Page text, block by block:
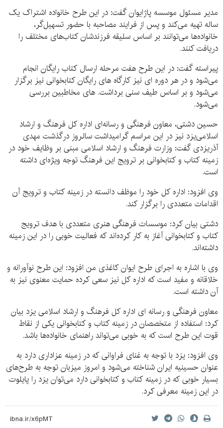
مدیر مسئول موسسه پاژایوان گفت: در این طرح خانواده اشتراک یک
ساله تهیه می‌کند و پس از فرایند مصاحبه با حضور تسهیل‌گر،
خانواده‌ها می‌توانند بر اساس سلیقه فرزندشان کتاب‌های مختلف را
دریافت کنند.
پیراسته گفت: در این طرح هفت مرحله ارسال کتاب رایگان انجام
می‌شود و در هر دوره ای نیز کارگاه های رایگان کتابخوانی نیز برگزار
می‌شود و بر اساس طیف سنی برداشت. های مخاطبین بررسی
می‌شود.
حسین دشتی، معاون فرهنگی و رسانه‌ای اداره کل فرهنگ و ارشاد
اسلامی‌یزد نیز در این مراسم گرامیداشت سالروز درگذشت مهدی
آذریزدی گفت: وزارت فرهنگ و ارشاد اسلامی مبنی بر وظایف خود در
زمینه کتاب و کتابخوانی بر ترویج این فرهنگ توجه ویژه‌ای داشته
است.
وی افزود: اداره کل خود را موظف دانسته در زمینه کتاب و ترویج آن
اقدامات متعددی را برگزار کند.
دشتی بیان کرد: موسسات فرهنگی هنری متعددی با هدف ترویج
کتاب و کتابخوانی آغاز به کار کرده‌اند که فعالیت خوبی را در این زمینه
داشته‌اند.
وی با اشاره به اجرای طرح ایوان کاغذی من افزود: این طرح نوآورانه و
خلاقانه و مفید است که اداره کل نیز سعی کرده حمایت معنوی نیز به
آن داشته است.
معاون فرهنگی و رسانه ای اداره کل فرهنگ و ارشاد اسلامی یزد بیان
کرد: استفاده از متخصصان در زمینه کتاب و کتابخوانی یکی از نقاط
قوت این طرح است که به خوبی می‌تواند راهنمای خانواده‌ها باشد.
وی افزود: یزد با توجه به غنای فراوانی که در زمینه عزاداری دارد به
عنوان حسینیه ایران شناخته می‌شود و امروز میزبان توجه به طرح‌های
بسیار خوبی که در زمینه کتاب و کتابخوانی دارد می‌توان یزد را پایلوت
در این زمینه معرفی کرد.